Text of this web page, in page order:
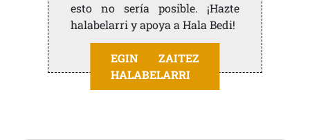
esto no sería posible. ¡Hazte
halabelarri y apoya a Hala Bedi!
EGIN ZAITEZ
HALABELARRI